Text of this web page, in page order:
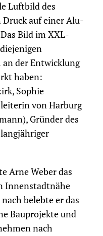
Luftbild des
auf einer Alu-
Bild im XXL-
der Entwicklung
haben:
Sophie
von Harburg
Gründer des
Arne Weber das
Innenstadtnähe
belebte er das
Bauprojekte und
nach